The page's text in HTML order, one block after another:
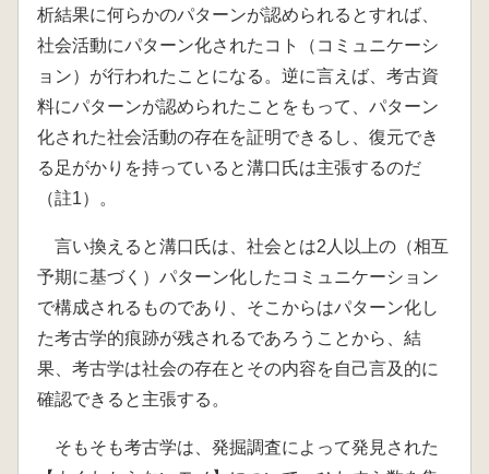
析結果に何らかのパターンが認められるとすれば、
社会活動にパターン化されたコト（コミュニケーシ
ョン）が行われたことになる。逆に言えば、考古資
料にパターンが認められたことをもって、パターン
化された社会活動の存在を証明できるし、復元でき
る足がかりを持っていると溝口氏は主張するのだ
（註1）。
言い換えると溝口氏は、社会とは2人以上の（相互
予期に基づく）パターン化したコミュニケーション
で構成されるものであり、そこからはパターン化し
た考古学的痕跡が残されるであろうことから、結
果、考古学は社会の存在とその内容を自己言及的に
確認できると主張する。
そもそも考古学は、発掘調査によって発見された